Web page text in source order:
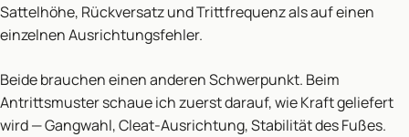
Sattelhöhe, Rückversatz und Trittfrequenz als auf einen
einzelnen Ausrichtungsfehler.
Beide brauchen einen anderen Schwerpunkt. Beim
Antrittsmuster schaue ich zuerst darauf, wie Kraft geliefert
wird — Gangwahl, Cleat-Ausrichtung, Stabilität des Fußes.